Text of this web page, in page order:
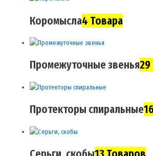
Коромысла4 Товара
Промежуточные звенья
Протекторы спиральные